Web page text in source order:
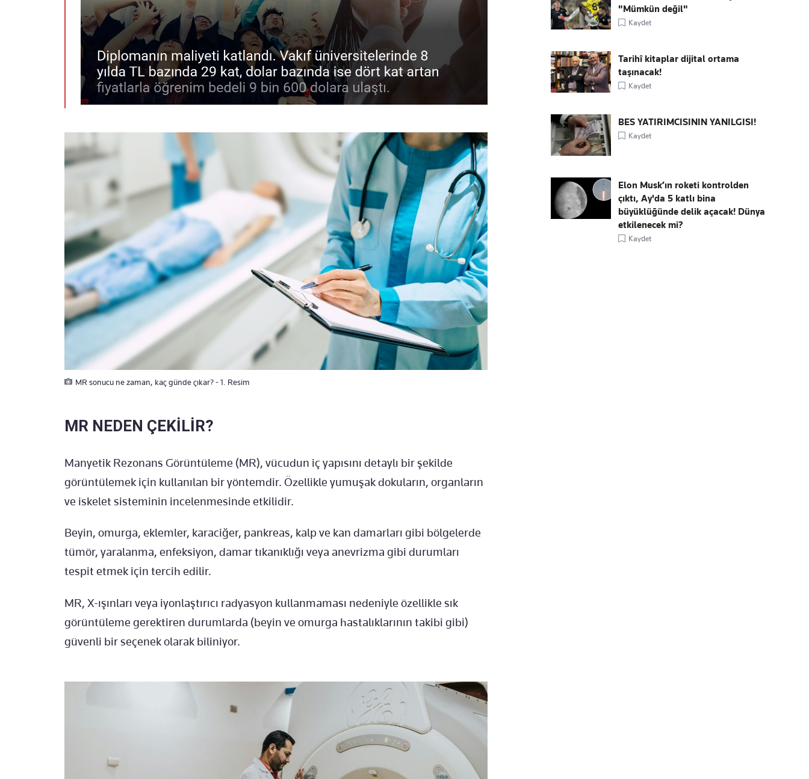
MR sonucu ne zaman, kaç günde çıkar? - 1. Resim
MR NEDEN ÇEKİLİR?
Manyetik Rezonans Görüntüleme (MR), vücudun iç yapısını detaylı bir şekilde
görüntülemek için kullanılan bir yöntemdir. Özellikle yumuşak dokuların, organların
ve iskelet sisteminin incelenmesinde etkilidir.
Beyin, omurga, eklemler, karaciğer, pankreas, kalp ve kan damarları gibi bölgelerde
tümör, yaralanma, enfeksiyon, damar tıkanıklığı veya anevrizma gibi durumları
tespit etmek için tercih edilir.
MR, X-ışınları veya iyonlaştırıcı radyasyon kullanmaması nedeniyle özellikle sık
görüntüleme gerektiren durumlarda (beyin ve omurga hastalıklarının takibi gibi)
güvenli bir seçenek olarak biliniyor.
"Mümkün değil"
Kaydet
Tarihî kitaplar dijital ortama
taşınacak!
Kaydet
BES YATIRIMCISININ YANILGISI!
Kaydet
Elon Musk’ın roketi kontrolden
çıktı, Ay'da 5 katlı bina
büyüklüğünde delik açacak! Dünya
etkilenecek mi?
Kaydet